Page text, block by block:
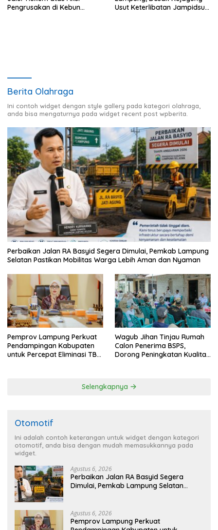
Pengrusakan di Kebun
Usut Keterlibatan Jampidsus
Berita Olahraga
Ini contoh widget dengan style gallery pada kategori olahraga,
anda bisa mengaturnya pada widget recent post wpberita.
Perbaikan Jalan RA Basyid Segera Dimulai, Pemkab Lampung
Selatan Pastikan Mobilitas Warga Lebih Aman dan Nyaman
Pemprov Lampung Perkuat
Pendampingan Kabupaten
untuk Percepat Eliminasi TBC
Wagub Jihan Tinjau Rumah
Calon Penerima BSPS,
Dorong Peningkatan Kualitas
Selengkapnya
Otomotif
Ini adalah contoh keterangan untuk widget dengan kategori
otomotif, anda bisa dengan mudah memasukkannya pada
widget.
Agustus 6, 2026
Perbaikan Jalan RA Basyid Segera
Dimulai, Pemkab Lampung Selatan
Agustus 6, 2026
Pemprov Lampung Perkuat